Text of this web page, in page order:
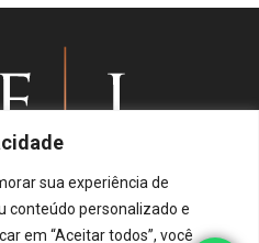
sua experiência de
conteúdo personalizado e
em “Aceitar todos”, você